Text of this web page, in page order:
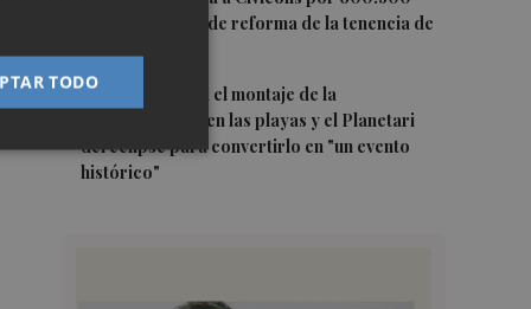
euros las obras de reforma de la tenencia de
5Castelló acelera el montaje de la
infraestructura en las playas y el Planetari
del eclipse para convertirlo en "un evento
histórico"
TODO